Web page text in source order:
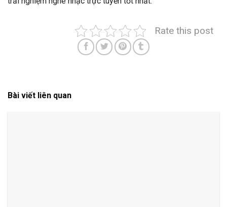
Rate this post
Bài viết liên quan